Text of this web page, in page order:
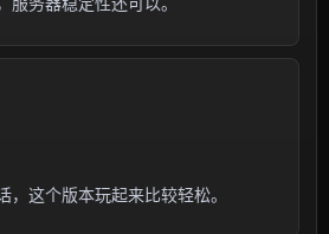
，这个版本玩起来比较轻松。